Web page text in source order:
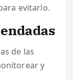
evitarlo.
de las
y